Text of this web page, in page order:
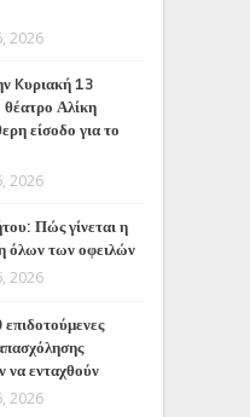
2026
Kυριακή 13
Αλίκη
είσοδο για το
2026
Πώς γίνεται η
όλων των οφειλών
2026
να ενταχθούν
2026